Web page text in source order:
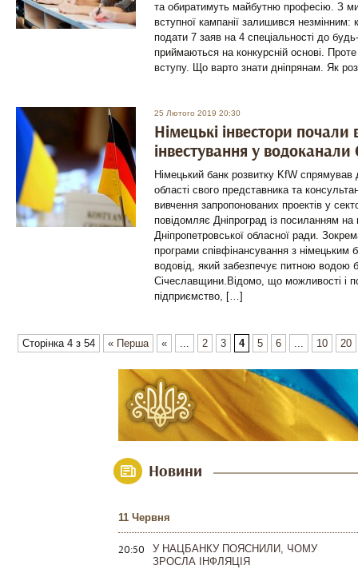
та обиратимуть майбутню професію. З
вступної кампанії залишився незмінним:
подати 7 заяв на 4 спеціальності до
приймаються на конкурсній основі.
вступу. Що варто знати дніпрянам. Як
25 Лютого 2019 20:30
Німецькі інвестори
інвестування у
Німецький банк розвитку KfW спрямував
області свого представника та
вивчення запропонованих проектів у
повідомляє Дніпроград із посиланням
Дніпропетровської обласної ради.
програми співфінансування з
водовід, який забезпечує питною водою
Січеславщини.Відомо, що можливості і
підприємство, […]
Сторінка 4 з 54 « Перша « ... 2 3 4 5 6 ... 10 20
Новини
11 Червня
20:50
У НАЦБАНКУ ПОЯСНИЛИ, ЧОМУ
ЗРОСЛА ІНФЛЯЦІЯ